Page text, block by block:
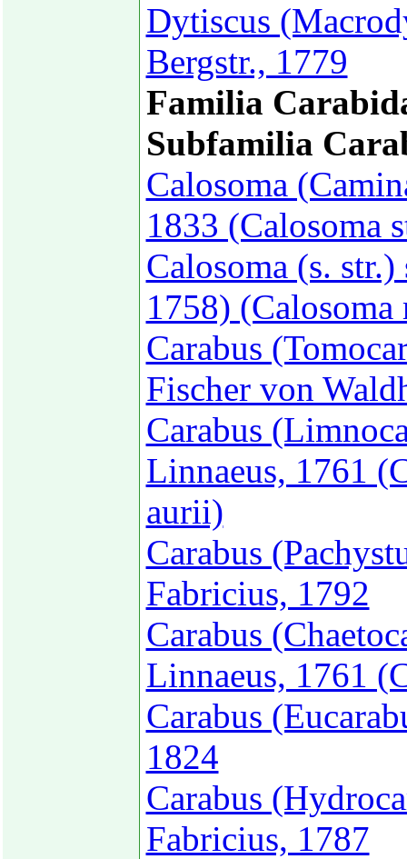
Dytiscus
Bergstr., 1779
Familia
Subfamilia
Calosoma
1833 (Calosoma
Calosoma (s.
1758)
Carabus
Fischer von
Carabus
Linnaeus, 1761
aurii)
Carabus
Fabricius, 1792
Carabus
Linnaeus, 1761
Carabus
1824
Carabus
Fabricius, 1787